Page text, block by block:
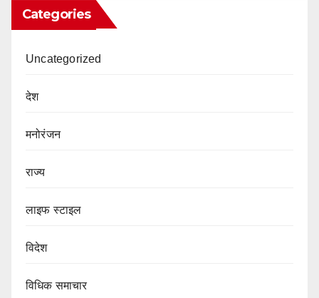
Categories
Uncategorized
देश
मनोरंजन
राज्य
लाइफ स्टाइल
विदेश
विधिक समाचार